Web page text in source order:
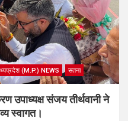
(M.P.) NEWS सतना
उपाध्यक्ष संजय तीर्थवानी ने
स्वागत।